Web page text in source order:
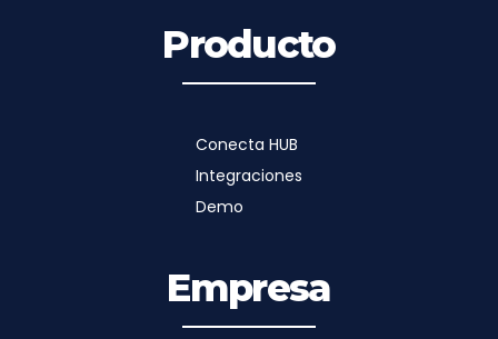
Producto
Conecta HUB
Integraciones
Demo
Empresa